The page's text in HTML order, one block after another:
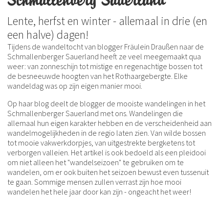
Lente, herfst en winter - allemaal in drie (en
een halve) dagen!
Tijdens de wandeltocht van blogger Fräulein Draußen naar de
Schmallenberger Sauerland heeft ze veel meegemaakt qua
weer: van zonneschijn tot mistige en regenachtige bossen tot
de besneeuwde hoogten van het Rothaargebergte. Elke
wandeldag was op zijn eigen manier mooi.
Op haar blog deelt de blogger de mooiste wandelingen in het
Schmallenberger Sauerland met ons. Wandelingen die
allemaal hun eigen karakter hebben en de verscheidenheid aan
wandelmogelijkheden in de regio laten zien. Van wilde bossen
tot mooie vakwerkdorpjes, van uitgestrekte bergketens tot
verborgen valleien. Het artikel is ook bedoeld als een pleidooi
om niet alleen het "wandelseizoen" te gebruiken om te
wandelen, om er ook buiten het seizoen bewust even tussenuit
te gaan. Sommige mensen zullen verrast zijn hoe mooi
wandelen het hele jaar door kan zijn - ongeacht het weer!